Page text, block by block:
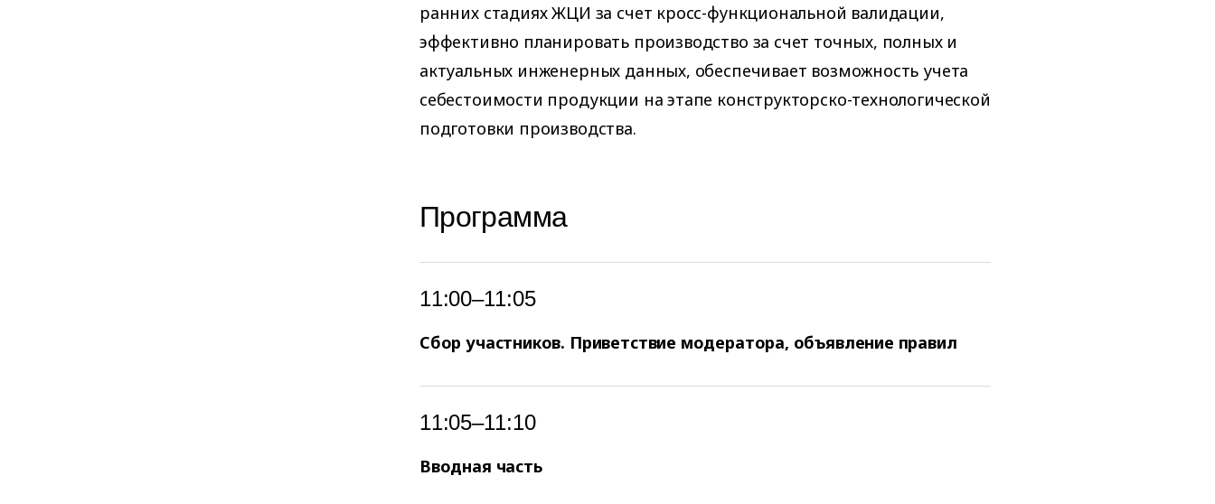
ранних стадиях ЖЦИ за счет кросс-функциональной валидации,
эффективно планировать производство за счет точных, полных и
актуальных инженерных данных, обеспечивает возможность учета
себестоимости продукции на этапе конструкторско-технологической
подготовки производства.
Программа
11:00–11:05
Сбор участников. Приветствие модератора, объявление правил
11:05–11:10
Вводная часть